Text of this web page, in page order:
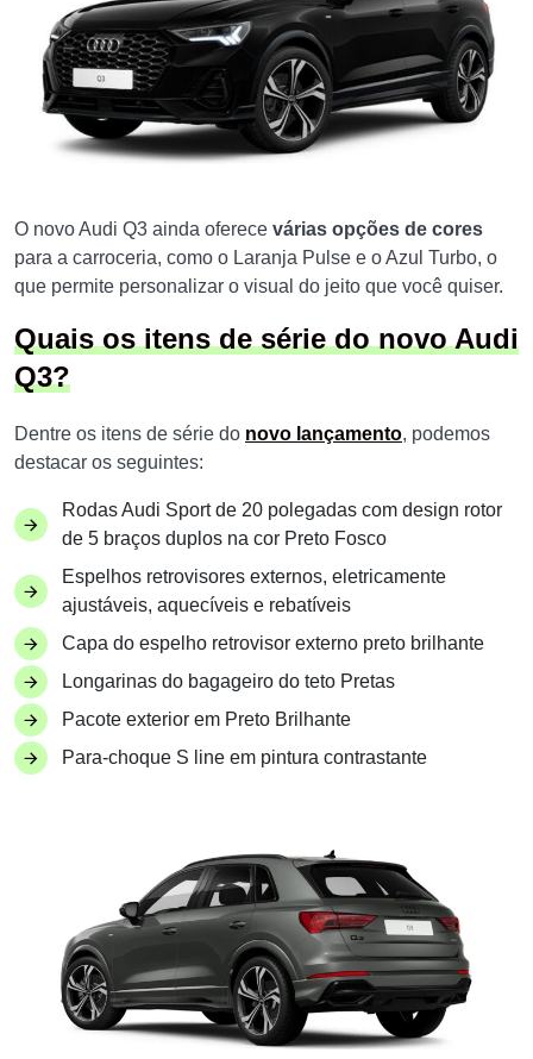
O novo Audi Q3 ainda oferece várias opções de cores
para a carroceria, como o Laranja Pulse e o Azul Turbo, o
que permite personalizar o visual do jeito que você quiser.
Quais os itens de série do novo Audi
Q3?
Dentre os itens de série do novo lançamento, podemos
destacar os seguintes:
Rodas Audi Sport de 20 polegadas com design rotor
de 5 braços duplos na cor Preto Fosco
Espelhos retrovisores externos, eletricamente
ajustáveis, aquecíveis e rebatíveis
Capa do espelho retrovisor externo preto brilhante
Longarinas do bagageiro do teto Pretas
Pacote exterior em Preto Brilhante
Para-choque S line em pintura contrastante